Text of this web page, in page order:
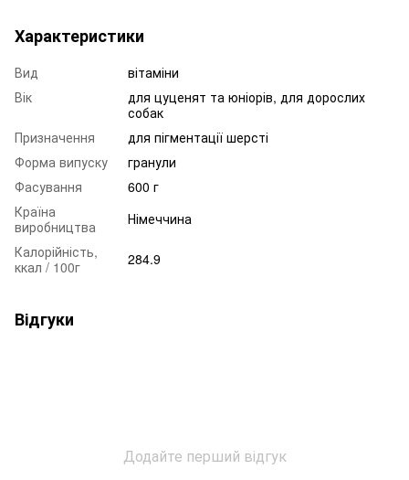
Характеристики
Вид
вітаміни
Вік
для цуценят та юніорів, для дорослих
собак
Призначення
для пігментації шерсті
Форма випуску
гранули
Фасування
600 г
Країна
виробництва
Німеччина
Калорійність,
ккал / 100г
284.9
Відгуки
Додайте перший відгук